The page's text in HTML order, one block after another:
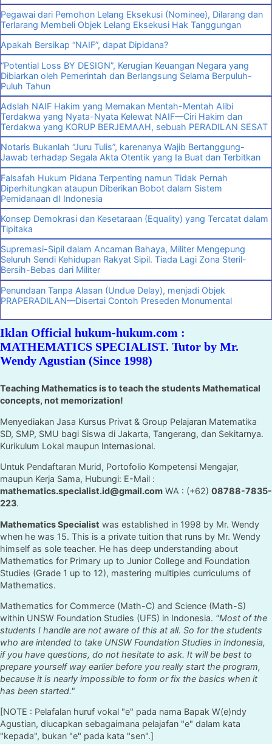
Pegawai dari Pemohon Lelang Eksekusi (Nominee), Dilarang dan
Terlarang Membeli Objek Lelang Eksekusi Hak Tanggungan
Apakah Bersikap “NAIF”, dapat Dipidana?
“Potential Loss BY DESIGN”, Kerugian Keuangan Negara yang
Dibiarkan oleh Pemerintah dan Berlangsung Selama Berpuluh-
Puluh Tahun
Adslah NAIF Hakim yang Memakan Mentah-Mentah Alibi
Terdakwa yang Nyata-Nyata Kelewat NAIF—Ciri Hakim dan
Terdakwa yang KORUP BERJEMAAH, sebuah PERADILAN SESAT
Notaris Bukanlah “Juru Tulis”, karenanya Wajib Bertanggung-
Jawab terhadap Segala Akta Otentik yang Ia Buat dan Terbitkan
Falsafah Hukum Pidana Terpenting namun Tidak Pernah
Diperhitungkan ataupun Diberikan Bobot dalam Sistem
Pemidanaan dI Indonesia
Konsep Demokrasi dan Kesetaraan (Equality) yang Tercatat dalam
Tipitaka
Supremasi-Sipil dalam Ancaman Bahaya, Militer Mengepung
Seluruh Sendi Kehidupan Rakyat Sipil. Tiada Lagi Zona Steril-
Bersih-Bebas dari Militer
Penundaan Tanpa Alasan (Undue Delay), menjadi Objek
PRAPERADILAN—Disertai Contoh Preseden Monumental
Iklan Official hukum-hukum.com :
MATHEMATICS SPECIALIST. Tutor by Mr.
Wendy Agustian (Since 1998)
Teaching Mathematics is to teach the students Mathematical
concepts, not memorization!
Menyediakan Jasa Kursus Privat & Group Pelajaran Matematika
SD, SMP, SMU bagi Siswa di Jakarta, Tangerang, dan Sekitarnya.
Kurikulum Lokal maupun Internasional.
Untuk Pendaftaran Murid, Portofolio Kompetensi Mengajar,
maupun Kerja Sama, Hubungi: E-Mail :
mathematics.specialist.id@gmail.com WA : (+62) 08788-7835-
223.
Mathematics Specialist was established in 1998 by Mr. Wendy
when he was 15. This is a private tuition that runs by Mr. Wendy
himself as sole teacher. He has deep understanding about
Mathematics for Primary up to Junior College and Foundation
Studies (Grade 1 up to 12), mastering multiples curriculums of
Mathematics.
Mathematics for Commerce (Math-C) and Science (Math-S)
within UNSW Foundation Studies (UFS) in Indonesia. "Most of the
students I handle are not aware of this at all. So for the students
who are intended to take UNSW Foundation Studies in Indonesia,
if you have questions, do not hesitate to ask. It will be best to
prepare yourself way earlier before you really start the program,
because it is nearly impossible to form or fix the basics when it
has been started."
[NOTE : Pelafalan huruf vokal "e" pada nama Bapak W(e)ndy
Agustian, diucapkan sebagaimana pelajafan "e" dalam kata
"kepada", bukan "e" pada kata "sen".]